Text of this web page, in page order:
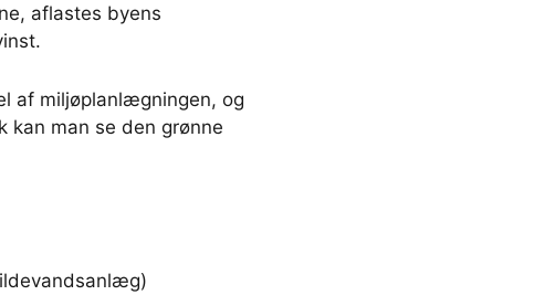
aflastes byens
af miljøplanlægningen, og
kan man se den grønne